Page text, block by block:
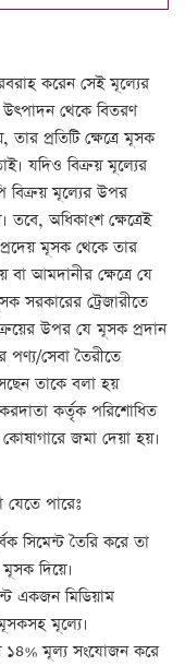
করেন সেই মূল্যের
উৎপাদন থেকে বিতরণ
প্রতিটি ক্ষেত্রে মূসক
যদিও বিক্রয় মূল্যের
বিক্রয় মূল্যের উপর
তবে, অধিকাংশ ক্ষেত্রেই
মূসক থেকে তার
আমদানীর ক্ষেত্রে যে
সরকারের ট্রেজারীতে
উপর যে মূসক প্রদান
সেবা তৈরীতে
তাকে বলা হয়
কর্তৃক পরিশোধিত
জমা দেয়া হয়।
যেতে পারেঃ
সিমেন্ট তৈরি করে তা
দিয়ে।
একজন মিডিয়াম
মূল্যে।
১৪% মূল্য সংযোজন করে